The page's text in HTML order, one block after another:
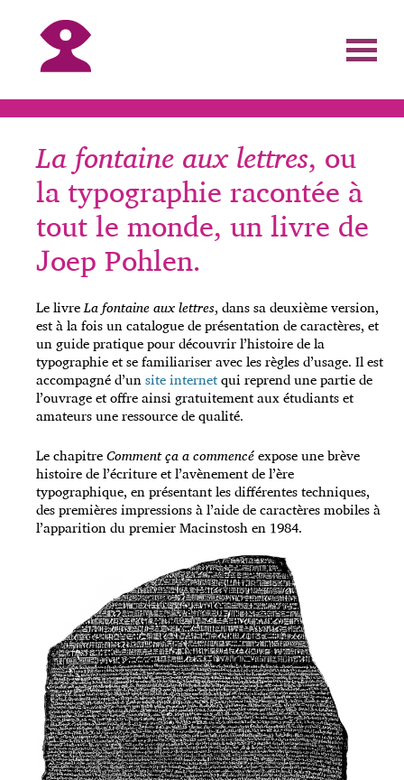
La fontaine aux lettres, ou
la typographie racontée à
tout le monde, un livre de
Joep Pohlen.
Le livreLa fontaine aux lettres, dans sa deuxième version,
est à la fois un catalogue de présentation de caractères, et
un guide pratique pour découvrir l’histoire de la
typographie et se familiariser avec les règles d’usage. Il est
accompagné d’unsite internetqui reprend une partie de
l’ouvrage et offre ainsi gratuitement aux étudiants et
amateurs une ressource de qualité.
Le chapitreComment ça a commencéexpose une brève
histoire de l’écriture et l’avènement de l’ère
typographique, en présentant les différentes techniques,
des premières impressions à l’aide de caractères mobiles à
l’apparition du premier Macinstosh en 1984.